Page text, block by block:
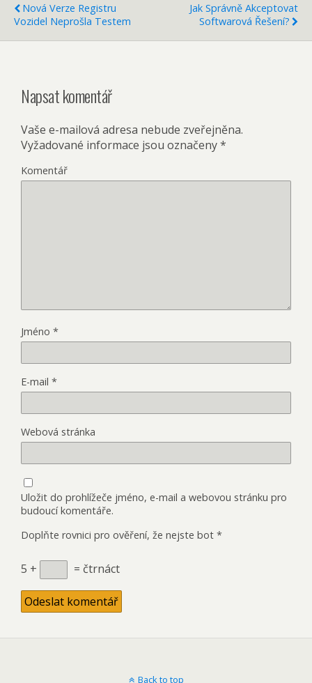
Nová Verze Registru
Vozidel Neprošla Testem
Jak Správně Akceptovat
Softwarová Řešení?
Napsat komentář
Vaše e-mailová adresa nebude zveřejněna.
Vyžadované informace jsou označeny*
Komentář
Jméno *
E-mail *
Webová stránka
Uložit do prohlížeče jméno, e-mail a webovou stránku pro
budoucí komentáře.
Doplňte rovnici pro ověření, že nejste bot *
5 + = čtrnáct
Back to top